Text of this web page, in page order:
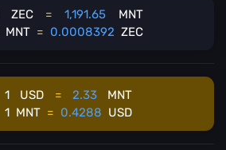
ZEC = 1,191.65
MNT
MNT = 0.0008392 ZEC
1 USD = 2.33
MNT
1 MNT = 0.4288 USD